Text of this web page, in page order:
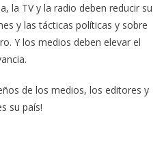
la TV y la radio deben reducir su
y las tácticas políticas y sobre
Y los medios deben elevar el
de los medios, los editores y
su país!